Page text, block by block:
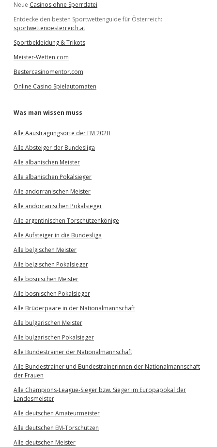
Neue Casinos ohne Sperrdatei
Entdecke den besten Sportwettenguide für Österreich:
sportwettenoesterreich.at
Sportbekleidung & Trikots
Meister-Wetten.com
Bestercasinomentor.com
Online Casino Spielautomaten
Was man wissen muss
Alle Aaustragungsorte der EM 2020
Alle Absteiger der Bundesliga
Alle albanischen Meister
Alle albanischen Pokalsieger
Alle andorranischen Meister
Alle andorranischen Pokalsieger
Alle argentinischen Torschützenkönige
Alle Aufsteiger in die Bundesliga
Alle belgischen Meister
Alle belgischen Pokalsieger
Alle bosnischen Meister
Alle bosnischen Pokalsieger
Alle Brüderpaare in der Nationalmannschaft
Alle bulgarischen Meister
Alle bulgarischen Pokalsieger
Alle Bundestrainer der Nationalmannschaft
Alle Bundestrainer und Bundestrainerinnen der Nationalmannschaft
der Frauen
Alle Champions-League-Sieger bzw. Sieger im Europapokal der
Landesmeister
Alle deutschen Amateurmeister
Alle deutschen EM-Torschützen
Alle deutschen Meister